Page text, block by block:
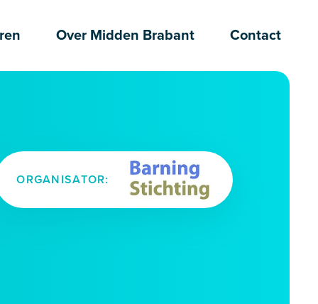
Over Midden Brabant Contact
ORGANISATOR: